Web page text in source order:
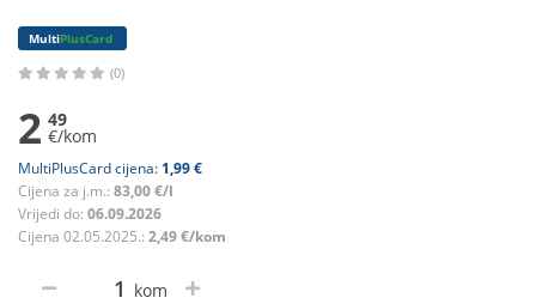
MultiPlusCard
(0)
2 49
€/kom
MultiPlusCard cijena: 1,99 €
Cijena za j.m.: 83,00 €/l
Vrijedi do: 06.09.2026
Cijena 02.05.2025.: 2,49 €/kom
kom